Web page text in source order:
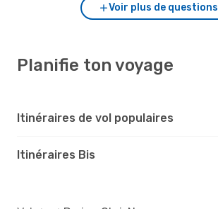
Voir plus de questions
Planifie ton voyage
Itinéraires de vol populaires
Itinéraires Bis